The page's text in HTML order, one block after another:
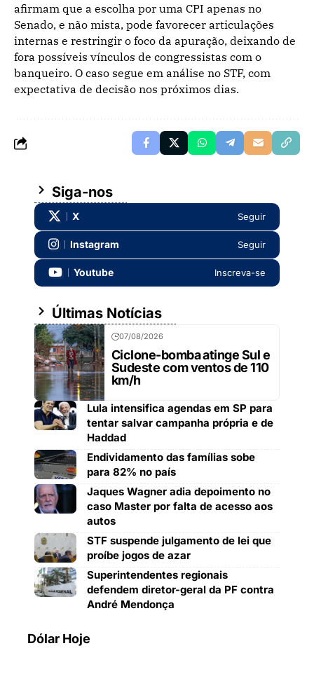
afirmam que a escolha por uma CPI apenas no
Senado, e não mista, pode favorecer articulações
internas e restringir o foco da apuração, deixando de
fora possíveis vínculos de congressistas com o
banqueiro. O caso segue em análise no STF, com
expectativa de decisão nos próximos dias.
Siga-nos
X Seguir
Instagram Seguir
Youtube Inscreva-se
Últimas Notícias
07/08/2026
Ciclone-bomba atinge Sul e
Sudeste com ventos de 110
km/h
Lula intensifica agendas em SP para
tentar salvar campanha própria e de
Haddad
Endividamento das famílias sobe
para 82% no país
Jaques Wagner adia depoimento no
caso Master por falta de acesso aos
autos
STF suspende julgamento de lei que
proíbe jogos de azar
Superintendentes regionais
defendem diretor-geral da PF contra
André Mendonça
Dólar Hoje